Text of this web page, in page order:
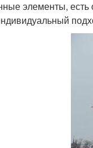
элементы, есть